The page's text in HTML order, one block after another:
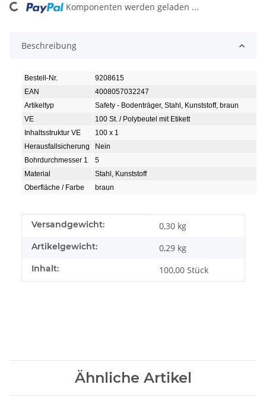
Komponenten werden geladen ...
Beschreibung
Bestell-Nr.
9208615
EAN
4008057032247
Artikeltyp
Safety - Bodenträger, Stahl, Kunststoff, braun
VE
100 St. / Polybeutel mit Etikett
Inhaltsstruktur VE
100 x 1
Herausfallsicherung
Nein
Bohrdurchmesser 1
5
Material
Stahl, Kunststoff
Oberfläche / Farbe
braun
Produkteigenschaft
Wert
Versandgewicht: 0,30 kg
Artikelgewicht: 0,29 kg
Inhalt: 100,00 Stück
Ähnliche Artikel